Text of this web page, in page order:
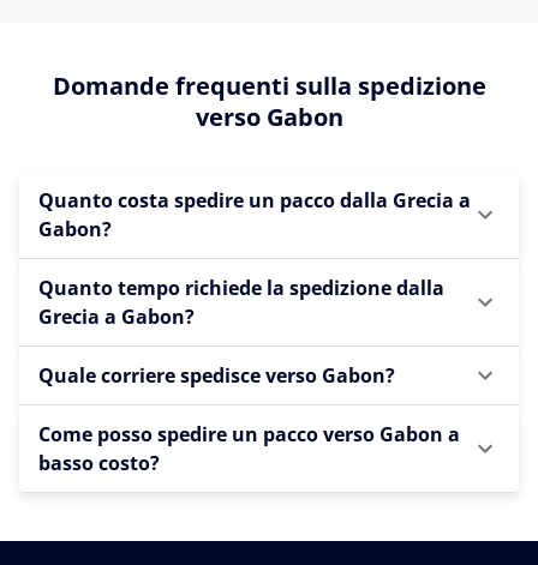
Domande frequenti sulla spedizione
verso Gabon
Quanto costa spedire un pacco dalla Grecia a
Gabon?
Quanto tempo richiede la spedizione dalla
Grecia a Gabon?
Quale corriere spedisce verso Gabon?
Come posso spedire un pacco verso Gabon a
basso costo?